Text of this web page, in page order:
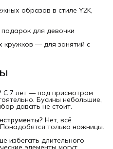
образов в стиле Y2K,
для девочки
кружков — для занятий с
С 7 лет — под присмотром
Бусины небольшие,
давать не стоит.
Нет, всё
только ножницы.
избегать длительного
элементы могут